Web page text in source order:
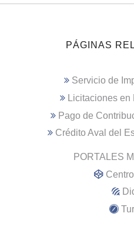
PÁGINAS
Servicio de
Licitaciones
Pago de
Crédito Aval del
PORTALES